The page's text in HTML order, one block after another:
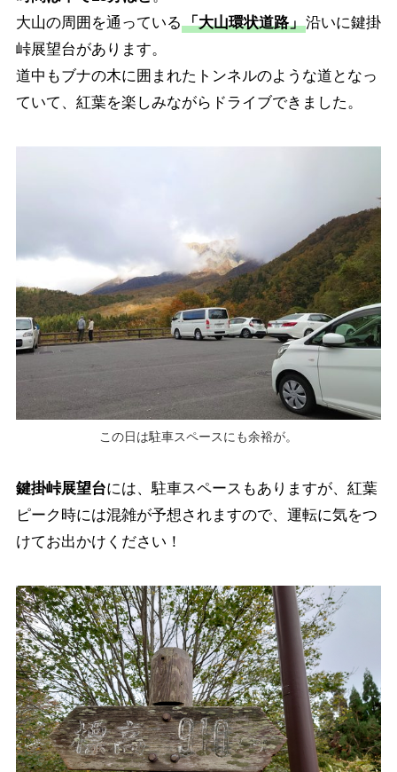
大山の周囲を通っている 「大山環状道路」沿いに鍵掛
峠展望台があります。
道中もブナの木に囲まれたトンネルのような道となっ
ていて、紅葉を楽しみながらドライブできました。
この日は駐車スペースにも余裕が。
鍵掛峠展望台には、駐車スペースもありますが、紅葉
ピーク時には混雑が予想されますので、運転に気をつ
けてお出かけください！